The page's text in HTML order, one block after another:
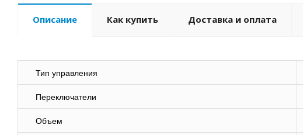
Описание Как купить Доставка и оплата
Тип управления
Переключатели
Объем